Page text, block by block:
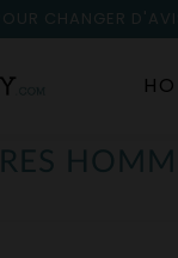
CHANGER D'AVIS